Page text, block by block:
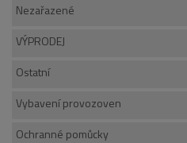
Nezařazené
VÝPRODEJ
Ostatní
Vybavení provozoven
Ochranné pomůcky